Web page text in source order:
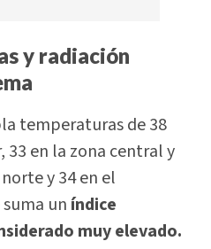
y radiación
temperaturas de 38
33 en la zona central y
y 34 en el
un índice
muy elevado.